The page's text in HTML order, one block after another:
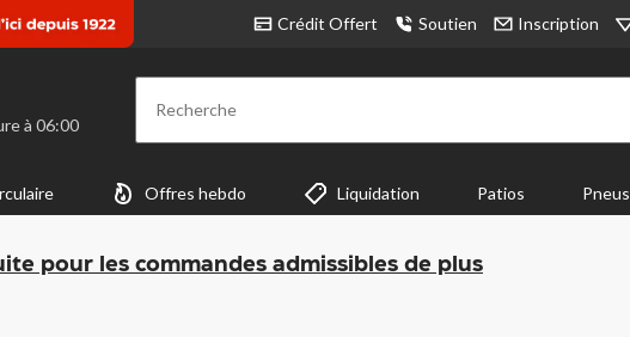
Crédit Offert Soutien Inscription
⋅ Ouverture à 06:00 Recherche
Offres hebdo Liquidation Patios Pneus
pour les commandes admissibles de plus